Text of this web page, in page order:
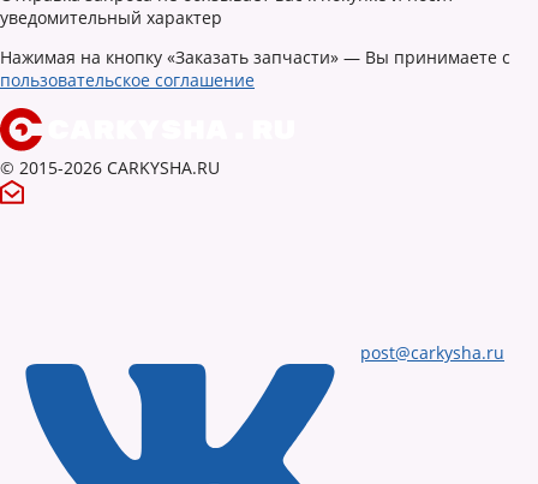
уведомительный характер
Нажимая на кнопку «Заказать запчасти» — Вы принимаете с
пользовательское соглашение
© 2015-2026 CARKYSHA.RU
post@carkysha.ru